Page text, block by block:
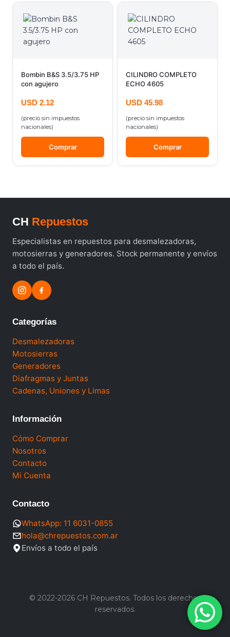
Bombin B&S 3.5/3.75 HP
con agujero
USD 2.12
(precio sin impuestos
nacionales)
Comprar
CILINDRO COMPLETO
ECHO 4605
USD 45.98
(precio sin impuestos
nacionales)
Comprar
CH Repuestos
Especialistas en repuestos para desmalezadoras,
motosierras y generadores. Stock permanente y envíos
a todo el país.
Categorías
Desmalezadoras
Motosierras
Generadores
Diafragmas y Juntas
Cadenas, Uniones y Limas
Información
Cómo Comprar
Nosotros
Contacto
Mi Cuenta
Contacto
WhatsApp: 11 6031-0855
hola@chrepuestos.com.ar
Envíos a todo el país
© 2022-2026 CH Repuestos. Todos los derechos
reservados.